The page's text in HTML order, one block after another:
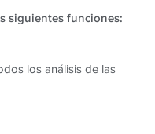
siguientes funciones:
los análisis de las